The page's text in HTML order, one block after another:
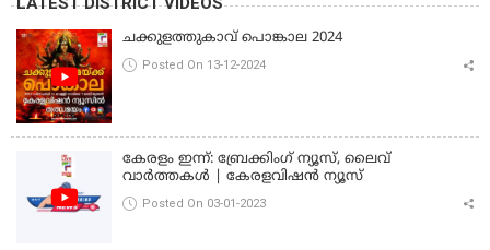
ചക്കുളത്തുകാവ് പൊങ്കാല 2024
Posted On 13-12-2024
കേരളം ഇന്ന്: ബ്രേക്കിംഗ് ന്യൂസ്, ലൈവ്
വാർത്തകൾ | കേരളവിഷൻ ന്യൂസ്
Posted On 03-01-2023